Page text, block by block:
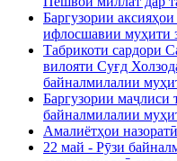
Баргузории
ифлосшавии муҳити
Табрикоти сардори
вилояти Суғд
байналмилалии
Баргузории маҷлиси
байналмилалии
Амалиётҳои
22 май - Рӯзи